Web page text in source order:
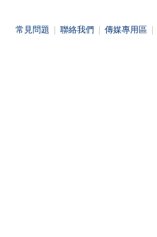
常見問題 聯絡我們 傳媒專用區